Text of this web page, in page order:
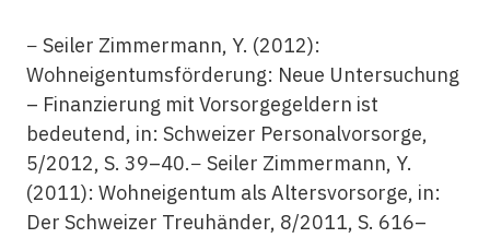
− Seiler Zimmermann, Y. (2012):
Wohneigentumsförderung: Neue Untersuchung
– Finanzierung mit Vorsorgegeldern ist
bedeutend, in: Schweizer Personalvorsorge,
5/2012, S. 39–40.− Seiler Zimmermann, Y.
(2011): Wohneigentum als Altersvorsorge, in:
Der Schweizer Treuhänder, 8/2011, S. 616–